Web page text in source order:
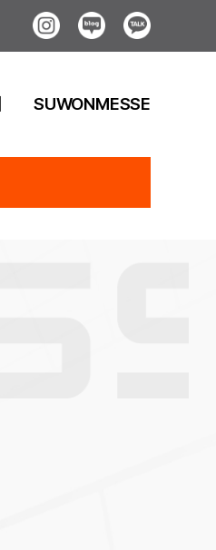
Instagram
BlogKakao
SUWONMESSE